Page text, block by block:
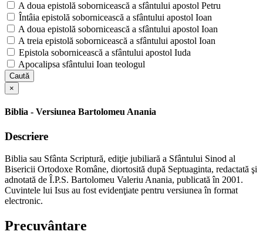
A doua epistolă sobornicească a sfântului apostol Petru
Întâia epistolă sobornicească a sfântului apostol Ioan
A doua epistolă sobornicească a sfântului apostol Ioan
A treia epistolă sobornicească a sfântului apostol Ioan
Epistola sobornicească a sfântului apostol Iuda
Apocalipsa sfântului Ioan teologul
Caută
×
Biblia - Versiunea Bartolomeu Anania
Descriere
Biblia sau Sfânta Scriptură, ediţie jubiliară a Sfântului Sinod al
Bisericii Ortodoxe Române, diortosită după Septuaginta, redactată şi
adnotată de Î.P.S. Bartolomeu Valeriu Anania, publicată în 2001.
Cuvintele lui Isus au fost evidenţiate pentru versiunea în format
electronic.
Precuvântare